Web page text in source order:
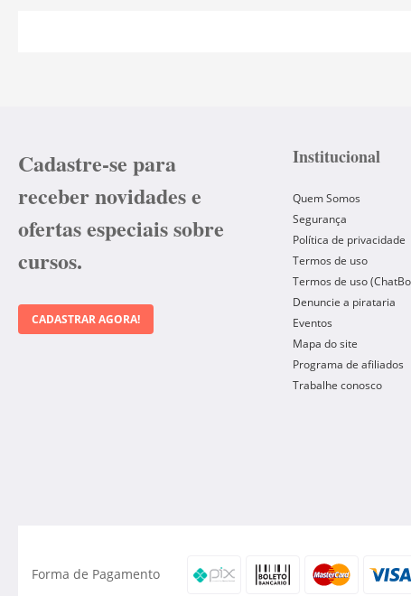
Cadastre-se para
receber novidades e
ofertas especiais sobre
cursos.
CADASTRAR AGORA!
Institucional
Quem Somos
Segurança
Política de privacidade
Termos de uso
Termos de uso
Denuncie a pirataria
Eventos
Mapa do site
Programa de afiliados
Trabalhe conosco
Forma de Pagamento